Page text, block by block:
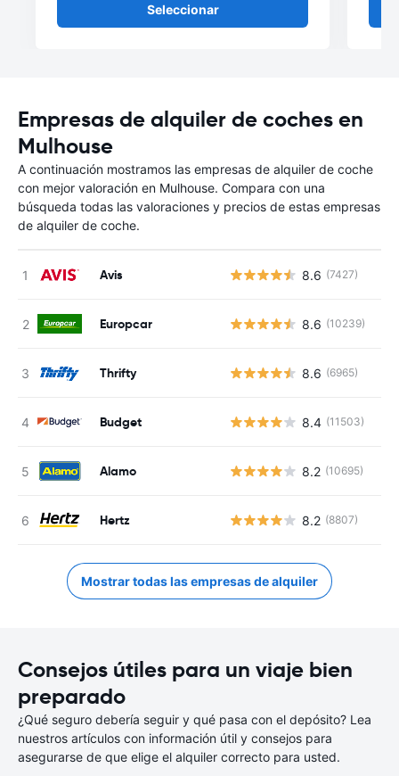
Seleccionar
Empresas de alquiler de coches en
Mulhouse
A continuación mostramos las empresas de alquiler de coche
con mejor valoración en Mulhouse. Compara con una
búsqueda todas las valoraciones y precios de estas empresas
de alquiler de coche.
Avis 8.6 (7427)
Europcar 8.6 (10239)
Thrifty 8.6 (6965)
Budget 8.4 (11503)
Alamo 8.2 (10695)
Hertz 8.2 (8807)
Mostrar todas las empresas de alquiler
Consejos útiles para un viaje bien
preparado
¿Qué seguro debería seguir y qué pasa con el depósito? Lea
nuestros artículos con información útil y consejos para
asegurarse de que elige el alquiler correcto para usted.